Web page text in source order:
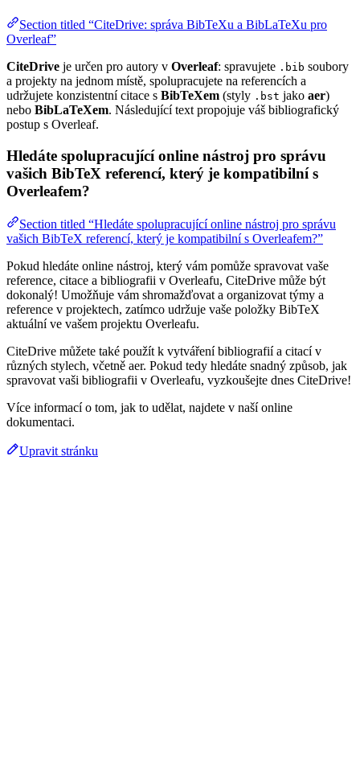
Section titled “CiteDrive: správa BibTeXu a BibLaTeXu pro
Overleaf”
CiteDrive je určen pro autory v Overleaf: spravujete .bib soubory
a projekty na jednom místě, spolupracujete na referencích a
udržujete konzistentní citace s BibTeXem (styly .bst jako aer)
nebo BibLaTeXem. Následující text propojuje váš bibliografický
postup s Overleaf.
Hledáte spolupracující online nástroj pro správu
vašich BibTeX referencí, který je kompatibilní s
Overleafem?
Section titled “Hledáte spolupracující online nástroj pro správu
vašich BibTeX referencí, který je kompatibilní s Overleafem?”
Pokud hledáte online nástroj, který vám pomůže spravovat vaše
reference, citace a bibliografii v Overleafu, CiteDrive může být
dokonalý! Umožňuje vám shromažďovat a organizovat týmy a
reference v projektech, zatímco udržuje vaše položky BibTeX
aktuální ve vašem projektu Overleafu.
CiteDrive můžete také použít k vytváření bibliografií a citací v
různých stylech, včetně aer. Pokud tedy hledáte snadný způsob, jak
spravovat vaši bibliografii v Overleafu, vyzkoušejte dnes CiteDrive!
Více informací o tom, jak to udělat, najdete v naší online
dokumentaci.
Upravit stránku